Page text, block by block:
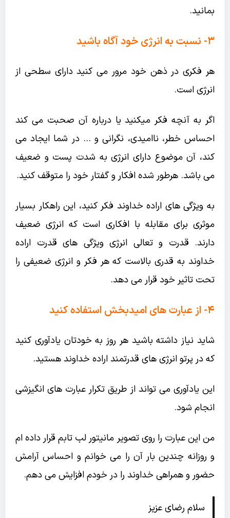
بمانید.
۳- نسبت به انرژی خود آگاه باشید
هر فکری در ذهن خود مرور می کنید دارای سطحی از
انرژی است.
اگر به آنچه فکر میکنید یا درباره آن صحبت می کند
احساس خطر، ناامیدی، نگرانی و … در شما ایجاد می
کند، آن موضوع دارای انرژی به شدت پست و ضعیف
می باشد. هرطور شده افکار و گفتار خود را متوقف کنید.
به ویژگی های اراده خداوند فکر کنید، این راهکار بسیار
موثری برای مقابله با افکاری است که انرژی ضعیف
دارند. قدرت و تعالی انرژی ویژگی های قدرت اراده
خداوند به قدری بالاست که هر فکر و انرژی ضعیفی را
تحت تاثیر خود قرار می دهد.
۴- از عبارت های امیدبخش استفاده کنید
شاید نیاز داشته باشید هر روز به خودتان یادآوری کنید
که در پرتو انرژی های قدرتمند اراده خداوند هستید.
این یادآوری می تواند از طریق تکرار عبارت های انگیزشی
انجام شود.
من این عبارت را روی تصویر مانیتور لب تابم قرار داده ام
و روزانه چندین بار آن را می خوانم و احساس آرامش
حضور و همراهی خداوند را در خودم افزایش می دهم.
سلام رضای عزیز